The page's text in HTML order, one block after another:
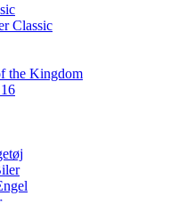
Classic
the Kingdom